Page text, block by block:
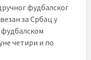
фудбалског
за Србац у
четири и по